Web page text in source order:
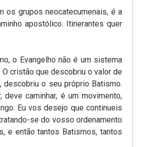
os grupos neocatecumenais, é a
apostólico. Itinerantes quer
o Evangelho não é um sistema
cristão que descobriu o valor de
o seu próprio Batismo.
caminhar, é um movimento,
Eu vos desejo que continueis
se do vosso ordenamento
e então tantos Batismos, tantos